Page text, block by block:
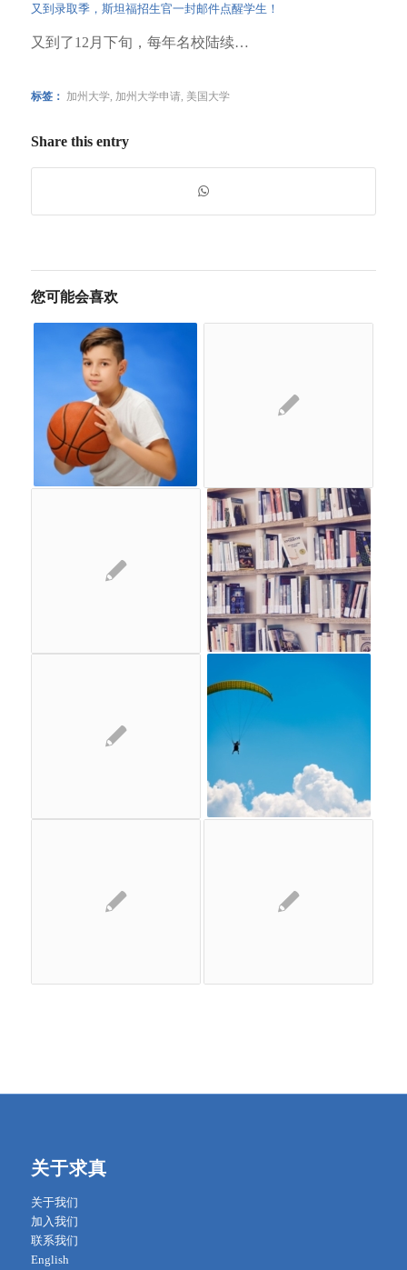
又到录取季，斯坦福招生官一封邮件点醒学生！
又到了12月下旬，每年名校陆续…
标签： 加州大学, 加州大学申请, 美国大学
Share this entry
您可能会喜欢
关于求真
关于我们
加入我们
联系我们
English